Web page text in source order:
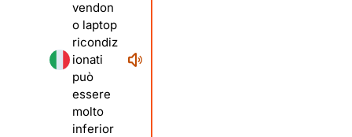
vendon
o laptop
ricondiz
ionati
può
essere
molto
inferior